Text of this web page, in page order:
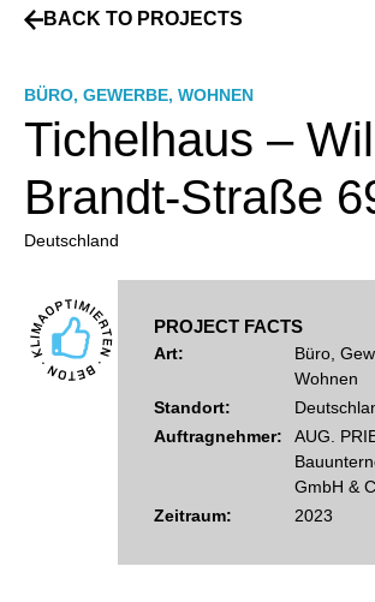
BACK TO PROJECTS
BÜRO, GEWERBE, WOHNEN
Tichelhaus –
Brandt-Straße
Deutschland
PROJECT FACTS
Art:
Büro,
Wohnen
Standort:
Auftragnehmer:
AUG.
GmbH &
Zeitraum:
2023